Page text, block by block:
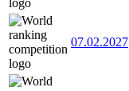
07.02.2027